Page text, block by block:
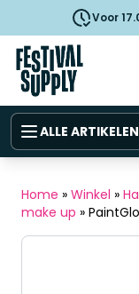
Voor
ALLE ARTIKELEN
Home » Winkel »
make up »